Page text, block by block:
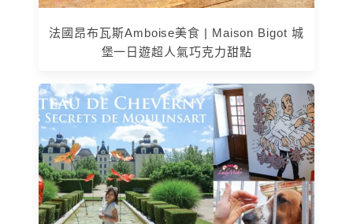
法國昂布瓦斯Amboise美食 | Maison Bigot 城
堡一日遊超人氣巧克力甜點